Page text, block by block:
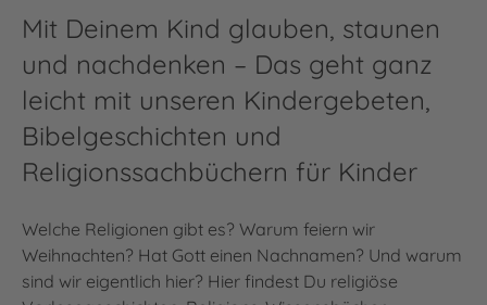
Mit Deinem Kind glauben, staunen
und nachdenken – Das geht ganz
leicht mit unseren Kindergebeten,
Bibelgeschichten und
Religionssachbüchern für Kinder
Welche Religionen gibt es? Warum feiern wir
Weihnachten? Hat Gott einen Nachnamen? Und warum
sind wir eigentlich hier? Hier findest Du religiöse